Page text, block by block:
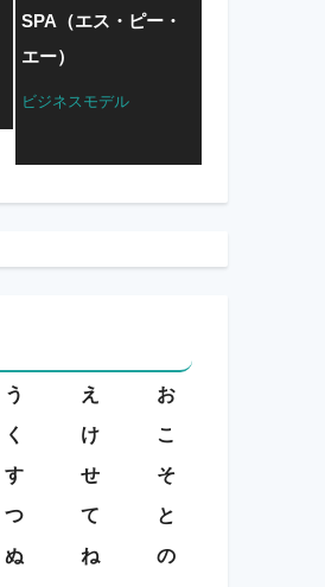
SPA（エス・ピー・
エー）
ビジネスモデル
う え
お
く け
こ
す せ
そ
つ て
と
ぬ ね
の